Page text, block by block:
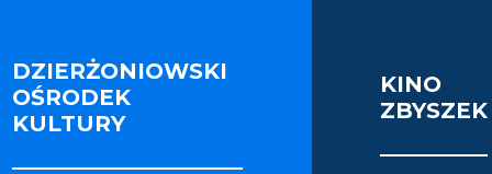
I SEKCJE VIDEO
ENERGETYCZNEJ BUDYNKU
DZIERŻONIOWSKI
OŚRODEK
KULTURY
KINO
ZBYSZEK